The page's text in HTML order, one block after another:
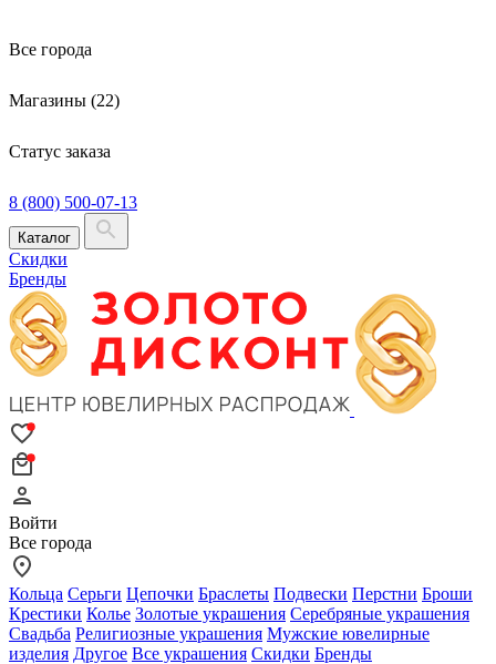
Все города
Магазины (22)
Статус заказа
8 (800) 500-07-13
Каталог
Скидки
Бренды
Войти
Все города
Кольца Серьги Цепочки Браслеты Подвески Перстни Броши
Крестики Колье Золотые украшения Серебряные украшения
Свадьба Религиозные украшения Мужские ювелирные
изделия Другое Все украшения Скидки Бренды